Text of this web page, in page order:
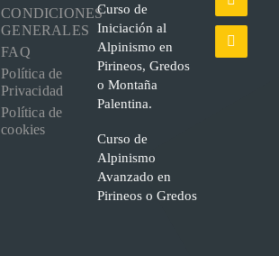
A LA
CONDICIONES
GENERALES
FAQ
Política de
Privacidad
Política de
cookies
Curso de
Iniciación al
Alpinismo en
Pirineos, Gredos
o Montaña
Palentina.
Curso de
Alpinismo
Avanzado en
Pirineos o Gredos